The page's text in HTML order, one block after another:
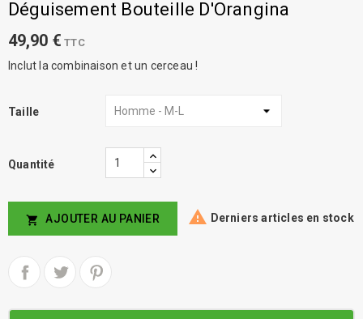
Déguisement Bouteille D'Orangina
49,90 € TTC
Inclut la combinaison et un cerceau !
Taille
Quantité
 AJOUTER AU PANIER  Derniers articles en stock